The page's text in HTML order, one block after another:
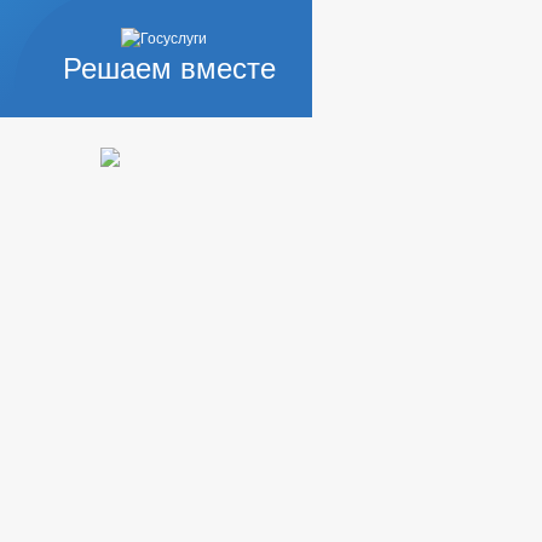
КОНКУРСОВ
ХАРАКТЕРА
Решаем вместе